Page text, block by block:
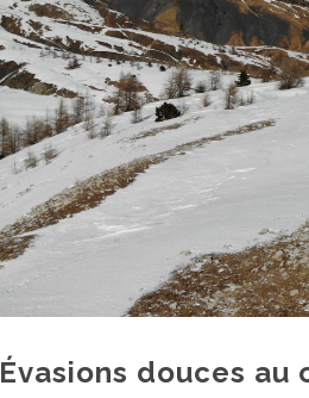
Évasions douces au